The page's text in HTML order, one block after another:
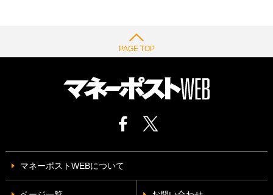
PAGE TOP
マネーポストWEBについて